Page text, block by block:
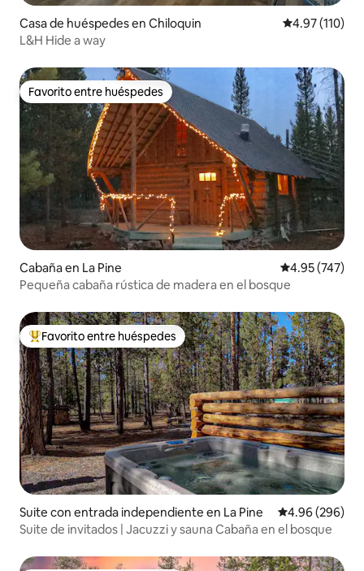
Casa de huéspedes en Chiloquin Calificación
4.97 (110)
L&H Hide a way
Favorito entre huéspedes
Favorito entre huéspedes
Cabaña en La Pine Calificación
4.95 (747)
Pequeña cabaña rústica de madera en el bosque
De los mejores en Favorito entre huéspedes
Favorito entre huéspedes
Suite con entrada independiente en La Pine Calificación
4.96 (296)
Suite de invitados | Jacuzzi y sauna Cabaña en el bosque